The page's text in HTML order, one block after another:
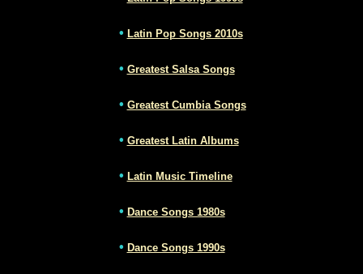
• Latin Pop Songs 2010s
• Greatest Salsa Songs
• Greatest Cumbia Songs
• Greatest Latin Albums
• Latin Music Timeline
• Dance Songs 1980s
• Dance Songs 1990s